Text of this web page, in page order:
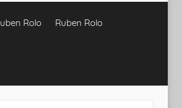
Rolo Ruben Rolo